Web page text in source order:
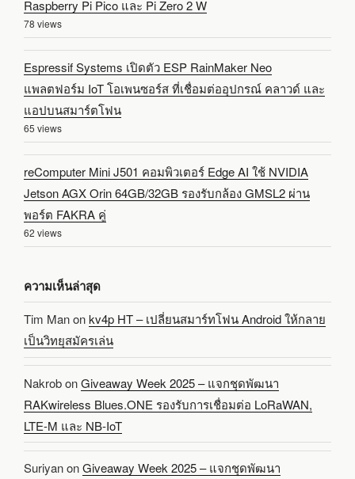
Raspberry Pi Pico และ Pi Zero 2 W
78 views
Espressif Systems เปิดตัว ESP RainMaker Neo
แพลตฟอร์ม IoT โอเพนซอร์ส ที่เชื่อมต่ออุปกรณ์ คลาวด์ และ
แอปบนสมาร์ตโฟน
65 views
reComputer Mini J501 คอมพิวเตอร์ Edge AI ใช้ NVIDIA
Jetson AGX Orin 64GB/32GB รองรับกล้อง GMSL2 ผ่าน
พอร์ต FAKRA คู่
62 views
ความเห็นล่าสุด
Tim Manonkv4p HT – เปลี่ยนสมาร์ทโฟน Android ให้กลาย
เป็นวิทยุสมัครเล่น
NakrobonGiveaway Week 2025 – แจกชุดพัฒนา
RAKwireless Blues.ONE รองรับการเชื่อมต่อ LoRaWAN,
LTE-M และ NB-IoT
SuriyanonGiveaway Week 2025 – แจกชุดพัฒนา